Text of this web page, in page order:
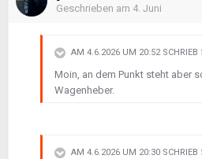
Geschrieben am 4. Juni
AM 4.6.2026 UM 20:52 SCHRIEB
Moin, an dem Punkt steht aber
Wagenheber.
AM 4.6.2026 UM 20:30 SCHRIEB